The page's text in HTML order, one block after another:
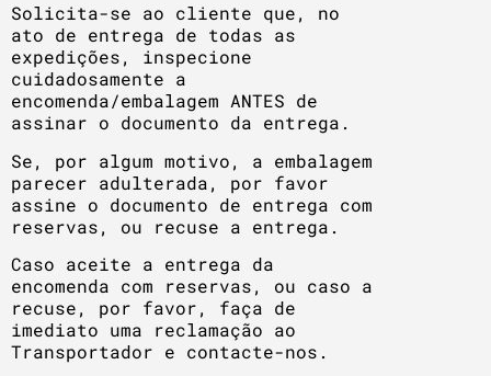
Solicita-se ao cliente que, no
ato de entrega de todas as
expedições, inspecione
cuidadosamente a
encomenda/embalagem ANTES de
assinar o documento da entrega.
Se, por algum motivo, a embalagem
parecer adulterada, por favor
assine o documento de entrega com
reservas, ou recuse a entrega.
Caso aceite a entrega da
encomenda com reservas, ou caso a
recuse, por favor, faça de
imediato uma reclamação ao
Transportador e contacte-nos.